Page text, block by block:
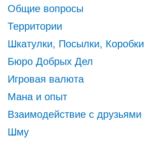
Общие вопросы
Территории
Шкатулки, Посылки, Коробки
Бюро Добрых Дел
Игровая валюта
Мана и опыт
Взаимодействие с друзьями
Шму